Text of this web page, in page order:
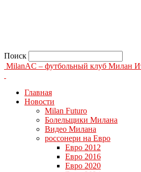
Поиск
MilanAC – футбольный клуб Милан
Главная
Новости
Milan Futuro
Болельщики Милана
Видео Милана
россонери на Евро
Евро 2012
Евро 2016
Евро 2020